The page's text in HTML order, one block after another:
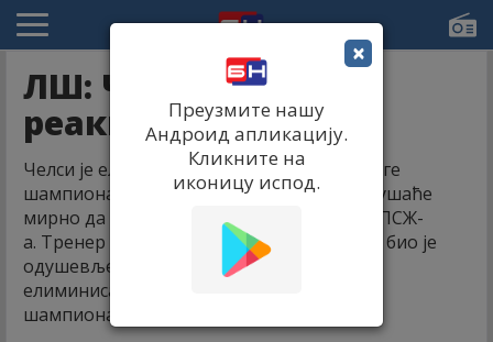
ЛШ: Челси - ПСЖ,
реакције
Челси је елиминисан у осмини финала Лиге
шампиона, а менаџер Жозе Мурињо покушаће
мирно да анализира зашто су испали од ПСЖ-
а. Тренер Пари Сен Жермена Лоран Блан био је
одушевљен чињеницом да је његов тим
елиминисао Челси у осмини финала Лиге
шампиона.
×
Преузмите нашу
Андроид апликацију.
Кликните на
иконицу испод.